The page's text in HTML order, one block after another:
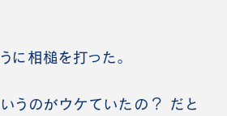
相槌を打った。
いうのがウケていたの？ だと